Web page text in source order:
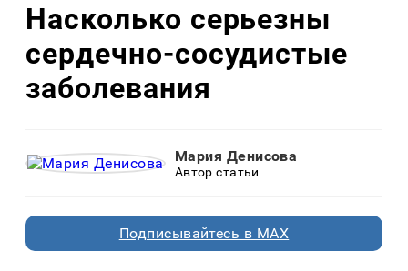
Насколько серьезны
сердечно-сосудистые
заболевания
Мария Денисова
Автор статьи
Подписывайтесь в MAX